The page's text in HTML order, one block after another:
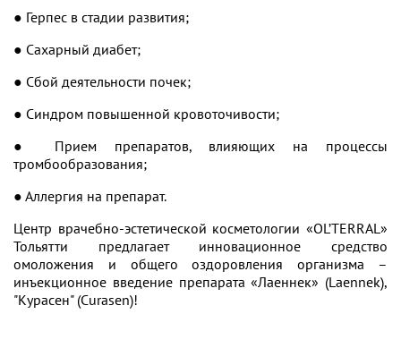
● Герпес в стадии развития;
● Сахарный диабет;
● Сбой деятельности почек;
● Синдром повышенной кровоточивости;
● Прием препаратов, влияющих на процессы
тромбообразования;
● Аллергия на препарат.
Центр врачебно-эстетической косметологии «OL’TERRAL»
Тольятти предлагает инновационное средство
омоложения и общего оздоровления организма –
инъекционное введение препарата «Лаеннек» (Laennek),
"Курасен" (Curasen)!